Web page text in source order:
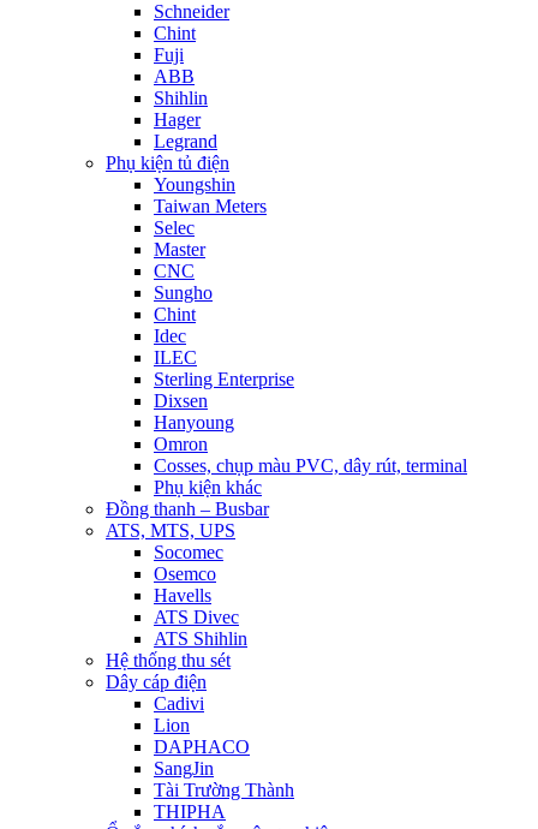
Schneider
Chint
Fuji
ABB
Shihlin
Hager
Legrand
Phụ kiện tủ điện
Youngshin
Taiwan Meters
Selec
Master
CNC
Sungho
Chint
Idec
ILEC
Sterling Enterprise
Dixsen
Hanyoung
Omron
Cosses, chụp màu PVC, dây rút, terminal
Phụ kiện khác
Đồng thanh – Busbar
ATS, MTS, UPS
Socomec
Osemco
Havells
ATS Divec
ATS Shihlin
Hệ thống thu sét
Dây cáp điện
Cadivi
Lion
DAPHACO
SangJin
Tài Trường Thành
THIPHA